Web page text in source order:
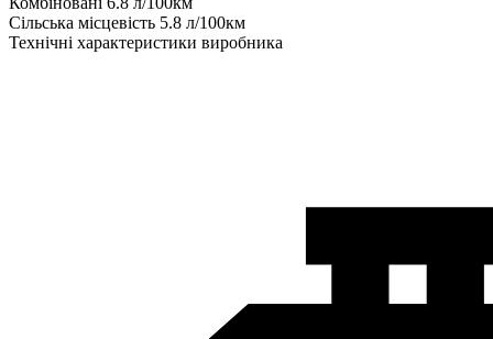
Сільська місцевість 5.8 л/100км
Технічні характеристики виробника